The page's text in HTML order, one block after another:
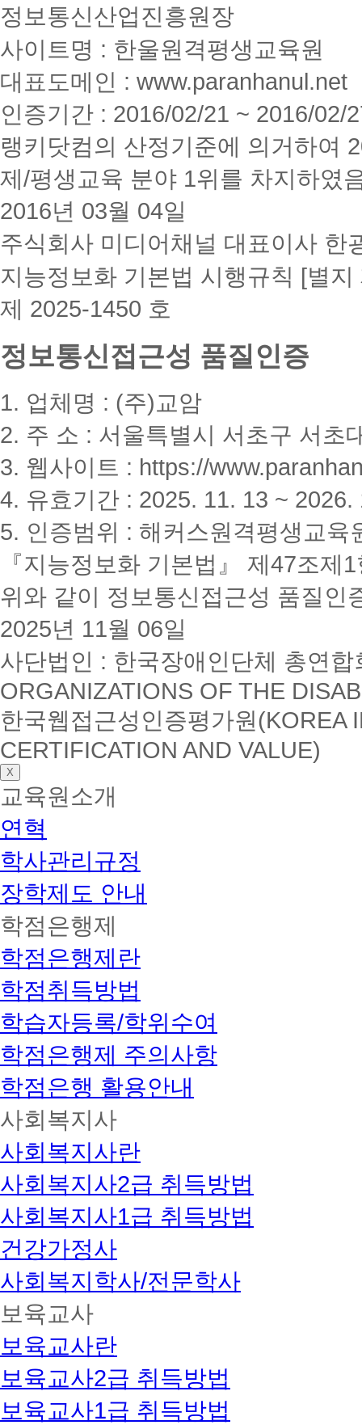
정보통신산업진흥원장
사이트명 : 한울원격평생교육원
대표도메인 : www.paranhanul.net
인증기간 : 2016/02/21 ~ 2016/02/
랭키닷컴의 산정기준에 의거하여
제/평생교육 분야 1위를 차지하였
2016년 03월 04일
주식회사 미디어채널 대표이사 한
지능정보화 기본법 시행규칙 [별지
제 2025-1450 호
정보통신접근성 품질인증
1. 업체명 : (주)교암
2. 주 소 : 서울특별시 서초구 서초
3. 웹사이트 : https://
4. 유효기간 : 2025. 11. 13 ~ 2026.
5. 인증범위 : 해커스원격평생교육
『지능정보화 기본법』 제47조
위와 같이 정보통신접근성 품질인
2025년 11월 06일
사단법인 : 한국장애인단체 총연
ORGANIZATIONS OF THE
한국웹접근성인증평가원(KOREA
CERTIFICATION AND VALUE)
X
교육원소개
연혁
학사관리규정
장학제도 안내
학점은행제
학점은행제란
학점취득방법
학습자등록/학위수여
학점은행제 주의사항
학점은행 활용안내
사회복지사
사회복지사란
사회복지사2급 취득방법
사회복지사1급 취득방법
건강가정사
사회복지학사/전문학사
보육교사
보육교사란
보육교사2급 취득방법
보육교사1급 취득방법